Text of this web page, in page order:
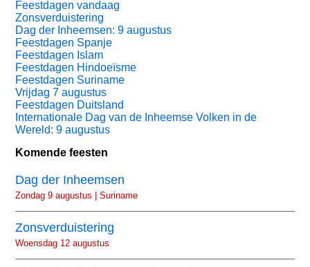
Feestdagen vandaag
Zonsverduistering
Dag der Inheemsen: 9 augustus
Feestdagen Spanje
Feestdagen Islam
Feestdagen Hindoeïsme
Feestdagen Suriname
Vrijdag 7 augustus
Feestdagen Duitsland
Internationale Dag van de Inheemse Volken in de
Wereld: 9 augustus
Komende feesten
Dag der Inheemsen
Zondag 9 augustus | Suriname
Zonsverduistering
Woensdag 12 augustus